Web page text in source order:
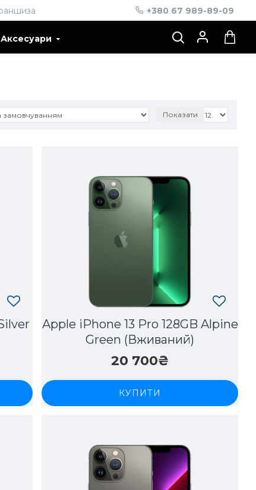
+380 67 989-89-09
Аксесуари
Показати
Apple iPhone 13 Pro 128GB Alpine
Green (Вживаний)
20 700₴
КУПИТИ